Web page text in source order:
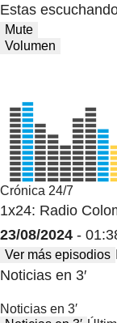
Estas
Mute
Volumen
Crónica 24/7
1x24: Radio
23/08/2024 -
Ver más episodios
Noticias en 3′
Noticias en 3′